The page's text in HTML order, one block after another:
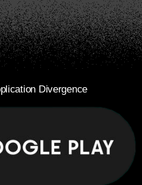
Divergence